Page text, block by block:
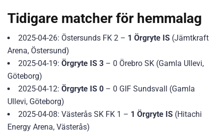
Tidigare matcher för hemmalag
2025-04-26: Östersunds FK 2 – 1 Örgryte IS (Jämtkraft
Arena, Östersund)
2025-04-19: Örgryte IS 3 – 0 Örebro SK (Gamla Ullevi,
Göteborg)
2025-04-12: Örgryte IS 0 – 0 GIF Sundsvall (Gamla
Ullevi, Göteborg)
2025-04-08: Västerås SK FK 1 – 1 Örgryte IS (Hitachi
Energy Arena, Västerås)